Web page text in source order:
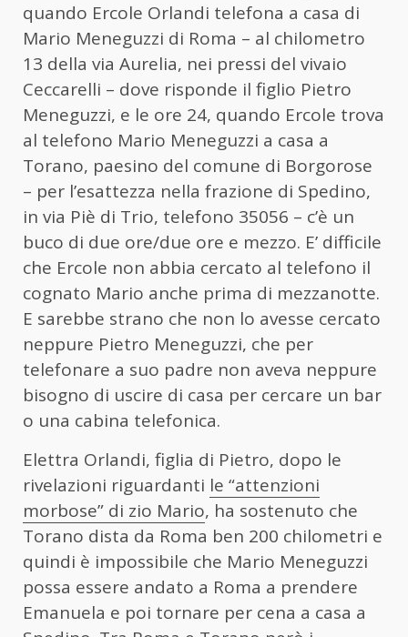
quando Ercole Orlandi telefona a casa di
Mario Meneguzzi di Roma – al chilometro
13 della via Aurelia, nei pressi del vivaio
Ceccarelli – dove risponde il figlio Pietro
Meneguzzi, e le ore 24, quando Ercole trova
al telefono Mario Meneguzzi a casa a
Torano, paesino del comune di Borgorose
– per l’esattezza nella frazione di Spedino,
in via Piè di Trio, telefono 35056 – c’è un
buco di due ore/due ore e mezzo. E’ difficile
che Ercole non abbia cercato al telefono il
cognato Mario anche prima di mezzanotte.
E sarebbe strano che non lo avesse cercato
neppure Pietro Meneguzzi, che per
telefonare a suo padre non aveva neppure
bisogno di uscire di casa per cercare un bar
o una cabina telefonica.
Elettra Orlandi, figlia di Pietro, dopo le
rivelazioni riguardanti le “attenzioni
morbose” di zio Mario, ha sostenuto che
Torano dista da Roma ben 200 chilometri e
quindi è impossibile che Mario Meneguzzi
possa essere andato a Roma a prendere
Emanuela e poi tornare per cena a casa a